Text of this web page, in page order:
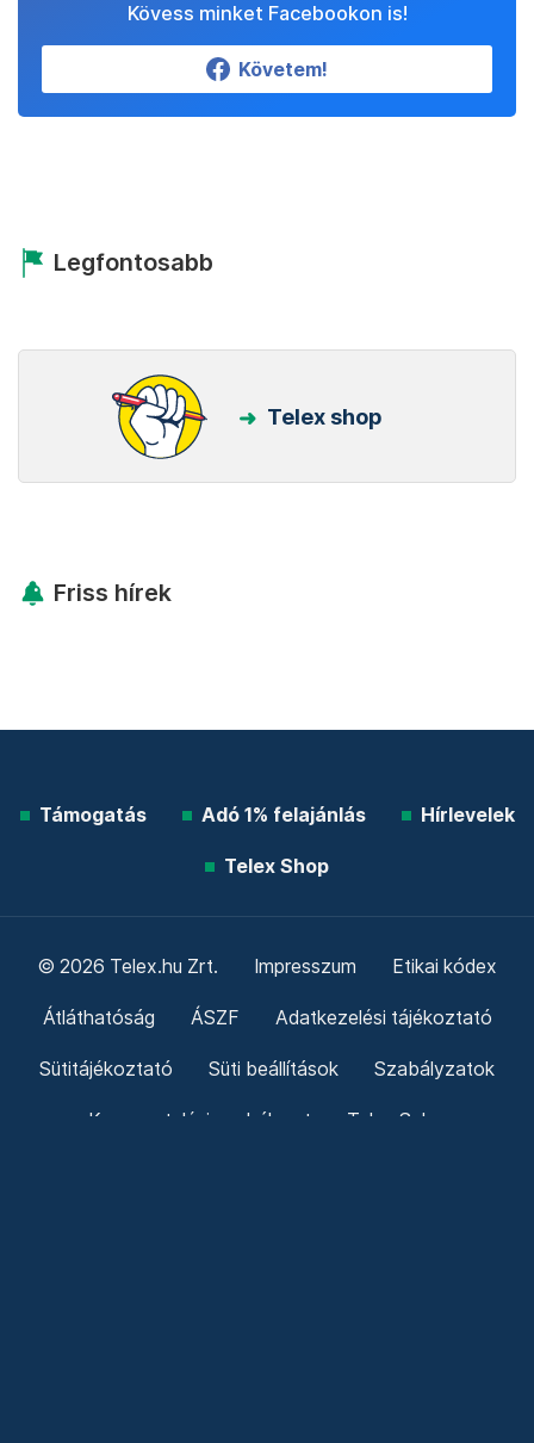
Kövess minket Facebookon is!
Követem!
Legfontosabb
Telex shop
Friss hírek
Támogatás Adó 1% felajánlás Hírlevelek
Telex Shop
© 2026 Telex.hu Zrt. Impresszum Etikai kódex
Átláthatóság ÁSZF Adatkezelési tájékoztató
Sütitájékoztató Süti beállítások Szabályzatok
Kommentelési szabályzat Telex Sales